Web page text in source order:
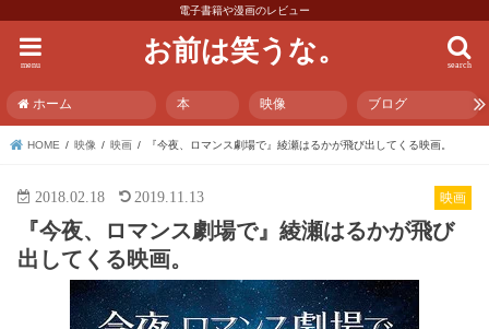
電子書籍や漫画のレビュー
お前は笑うな。 search
menu
ホーム 本 映像 ブログ
HOME 映像 映画 『今夜、ロマンス劇場で』綾瀬はるかが飛び出してくる映画。
映画
2018.02.18 2019.11.13
『今夜、ロマンス劇場で』綾瀬はるかが飛び
出してくる映画。